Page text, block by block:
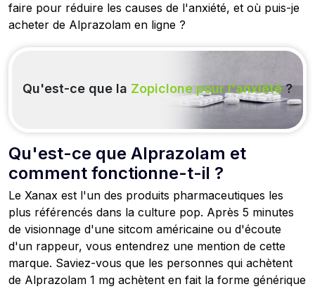
faire pour réduire les causes de l'anxiété, et où puis-je
acheter de Alprazolam en ligne ?
Qu'est-ce que la Zopiclone pour l'anxiété?
Qu'est-ce que Alprazolam et
comment fonctionne-t-il ?
Le Xanax est l'un des produits pharmaceutiques les
plus référencés dans la culture pop. Après 5 minutes
de visionnage d'une sitcom américaine ou d'écoute
d'un rappeur, vous entendrez une mention de cette
marque. Saviez-vous que les personnes qui achètent
de Alprazolam 1 mg achètent en fait la forme générique